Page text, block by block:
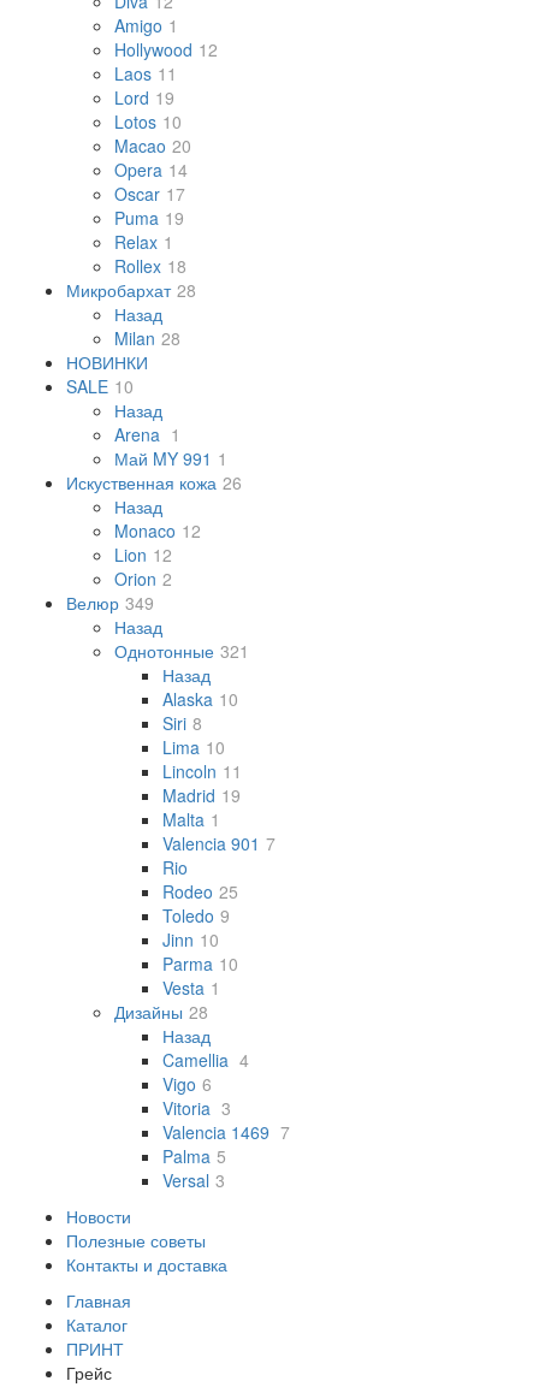
Amigo 1
Hollywood 12
Laos 11
Lord 19
Lotos 10
Macao 20
Opera 14
Oscar 17
Puma 19
Relax 1
Rollex 18
Микробархат 28
Назад
Milan 28
НОВИНКИ
SALE 10
Назад
Arena 1
Май MY 991 1
Искуственная кожа 26
Назад
Monaco 12
Lion 12
Orion 2
Велюр 349
Назад
Однотонные 321
Назад
Alaska 10
Siri 8
Lima 10
Lincoln 11
Madrid 19
Malta 1
Valencia 901 7
Rio
Rodeo 25
Toledo 9
Jinn 10
Parma 10
Vesta 1
Дизайны 28
Назад
Camellia 4
Vigo 6
Vitoria 3
Valencia 1469 7
Palma 5
Versal 3
Новости
Полезные советы
Контакты и доставка
Главная
Каталог
ПРИНТ
Грейс